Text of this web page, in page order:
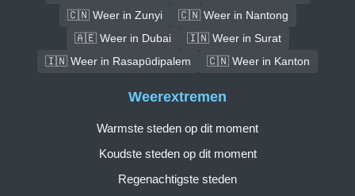
🇨🇳 Weer in Zunyi
🇨🇳 Weer in Nantong
🇦🇪 Weer in Dubai
🇮🇳 Weer in Surat
🇮🇳 Weer in Rasapūdipalem
🇨🇳 Weer in Kanton
Weerextremen
Warmste steden op dit moment
Koudste steden op dit moment
Regenachtigste steden